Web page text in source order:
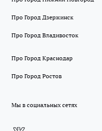
Про Город Дзержинск
Про Город Владивосток
Про Город Краснодар
Про Город Ростов
Мы в социальных сетях